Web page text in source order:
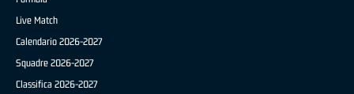
Live Match
Calendario 2026-2027
Squadre 2026-2027
Classifica 2026-2027